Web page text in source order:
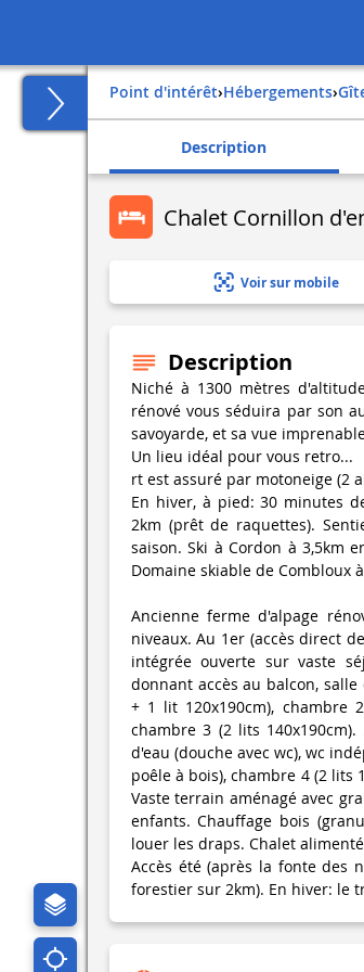
Point d'intérêt› Hébergements›
Description
Chalet Cornillon
Voir sur mobile
Description
Niché à 1300 mètres
rénové vous séduira par son
savoyarde, et sa vue
Un lieu idéal pour vous retro...
rt est assuré par motoneige (2
En hiver, à pied: 30 minutes
2km (prêt de raquettes).
saison. Ski à Cordon à 3,5km
Domaine skiable de Combloux
Ancienne ferme d'alpage
niveaux. Au 1er (accès direct
intégrée ouverte sur vaste
donnant accès au balcon, salle
+ 1 lit 120x190cm), chambre
chambre 3 (2 lits
d'eau (douche avec wc), wc
poêle à bois), chambre 4 (2 lits
Vaste terrain aménagé avec
enfants. Chauffage bois
louer les draps. Chalet
Accès été (après la fonte des
forestier sur 2km). En hiver: le